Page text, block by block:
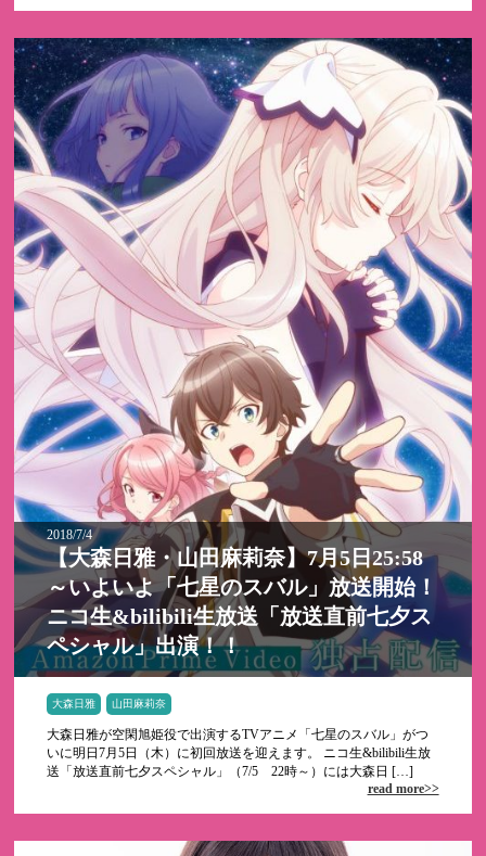
2018/7/4
【大森日雅・山田麻莉奈】7月5日25:58
～いよいよ「七星のスバル」放送開始！
ニコ生&bilibili生放送「放送直前七夕ス
ペシャル」出演！！
大森日雅 山田麻莉奈
大森日雅が空閑旭姫役で出演するTVアニメ「七星のスバル」がつ
いに明日7月5日（木）に初回放送を迎えます。 ニコ生&bilibili生放
送「放送直前七夕スペシャル」（7/5 22時～）には大森日 […]
read more>>